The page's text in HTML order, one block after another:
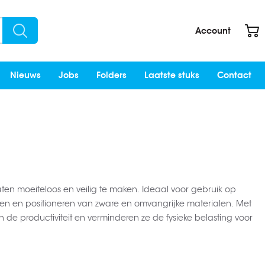
Account
Search
Nieuws Jobs Folders Laatste stuks Contact
moeiteloos en veilig te maken. Ideaal voor gebruik op
en positioneren van zware en omvangrijke materialen. Met
productiviteit en verminderen ze de fysieke belasting voor